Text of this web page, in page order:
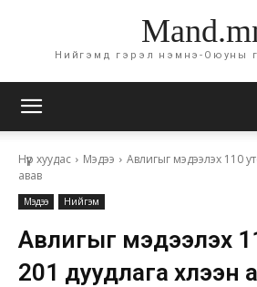
Нийгэмд гэрэл нэмнэ-Оюуны
Нүүр хуудас Мэдээ
Авлигыг мэдээлэх 110
авав
Мэдээ Нийгэм
Авлигыг мэдээлэх
201 дуудлага хүлээн